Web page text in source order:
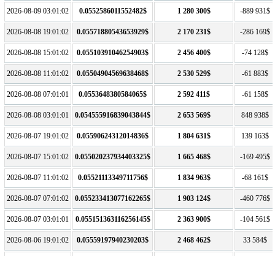
2026-08-09 03:01:02 0.0552586011552482$ 1 280 300$ -889 931$
2026-08-08 19:01:02 0.05571880543653929$ 2 170 231$ -286 169$
2026-08-08 15:01:02 0.05510391046254903$ 2 456 400$ -74 128$
2026-08-08 11:01:02 0.05504904569638468$ 2 530 529$ -61 883$
2026-08-08 07:01:01 0.0553648380584065$ 2 592 411$ -61 158$
2026-08-08 03:01:01 0.054555916839043844$ 2 653 569$ 848 938$
2026-08-07 19:01:02 0.05590624312014836$ 1 804 631$ 139 163$
2026-08-07 15:01:02 0.055020237934403325$ 1 665 468$ -169 495$
2026-08-07 11:01:02 0.05521113349711756$ 1 834 963$ -68 161$
2026-08-07 07:01:02 0.055233413077162265$ 1 903 124$ -460 776$
2026-08-07 03:01:01 0.055151363116256145$ 2 363 900$ -104 561$
2026-08-06 19:01:02 0.05559197940230203$ 2 468 462$ 33 584$